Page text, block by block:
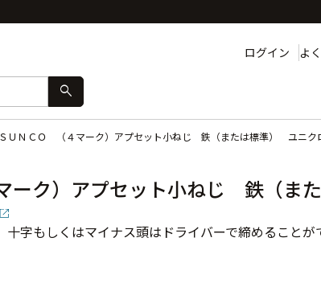
ログイン よ
search
ＳＵＮＣＯ （４マーク）アプセット小ねじ 鉄（または標準） ユニク
ーク）アプセット小ねじ 鉄（ま
字もしくはマイナス頭はドライバーで締めることが